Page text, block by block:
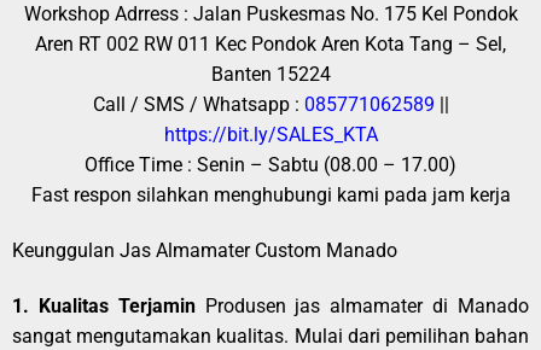
Workshop Adrress : Jalan Puskesmas No. 175 Kel Pondok
Aren RT 002 RW 011 Kec Pondok Aren Kota Tang – Sel,
Banten 15224
Call / SMS / Whatsapp : 085771062589 ||
https://bit.ly/SALES_KTA
Office Time : Senin – Sabtu (08.00 – 17.00)
Fast respon silahkan menghubungi kami pada jam kerja
Keunggulan Jas Almamater Custom Manado
1. Kualitas TerjaminProdusen jas almamater di Manado
sangat mengutamakan kualitas. Mulai dari pemilihan bahan